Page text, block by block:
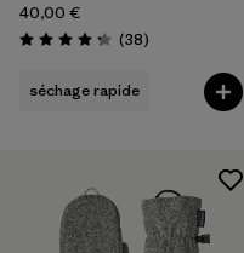
40,00 €
Évaluation: 4.3 / 5
(38Avis
)
séchage rapide